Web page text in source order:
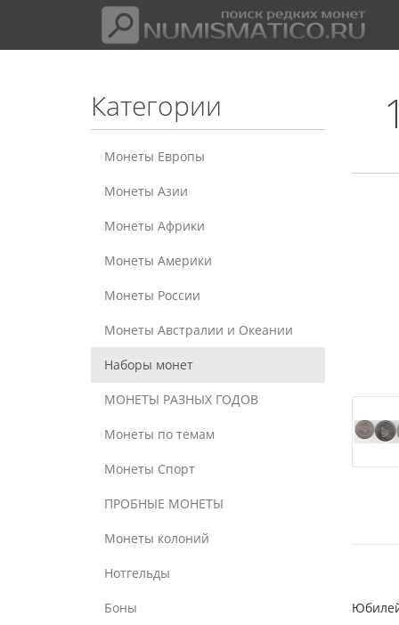
Категории
Монеты Европы
Монеты Азии
Монеты Африки
Монеты Америки
Монеты России
Монеты Австралии и Океании
Наборы монет
МОНЕТЫ РАЗНЫХ ГОДОВ
Монеты по темам
Монеты Спорт
ПРОБНЫЕ МОНЕТЫ
Монеты колоний
Нотгельды
Боны